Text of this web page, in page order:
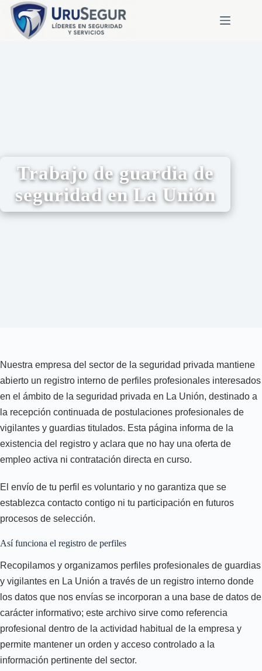
Trabajo de guardia de
seguridad en La Unión
Nuestra empresa del sector de la seguridad privada mantiene
abierto un registro interno de perfiles profesionales interesados
en el ámbito de la seguridad privada en La Unión, destinado a
la recepción continuada de postulaciones profesionales de
vigilantes y guardias titulados. Esta página informa de la
existencia del registro y aclara que no hay una oferta de
empleo activa ni contratación directa en curso.
El envío de tu perfil es voluntario y no garantiza que se
establezca contacto contigo ni tu participación en futuros
procesos de selección.
Así funciona el registro de perfiles
Recopilamos y organizamos perfiles profesionales de guardias
y vigilantes en La Unión a través de un registro interno donde
los datos que nos envías se incorporan a una base de datos de
carácter informativo; este archivo sirve como referencia
profesional dentro de la actividad habitual de la empresa y
permite mantener un orden y acceso controlado a la
información pertinente del sector.